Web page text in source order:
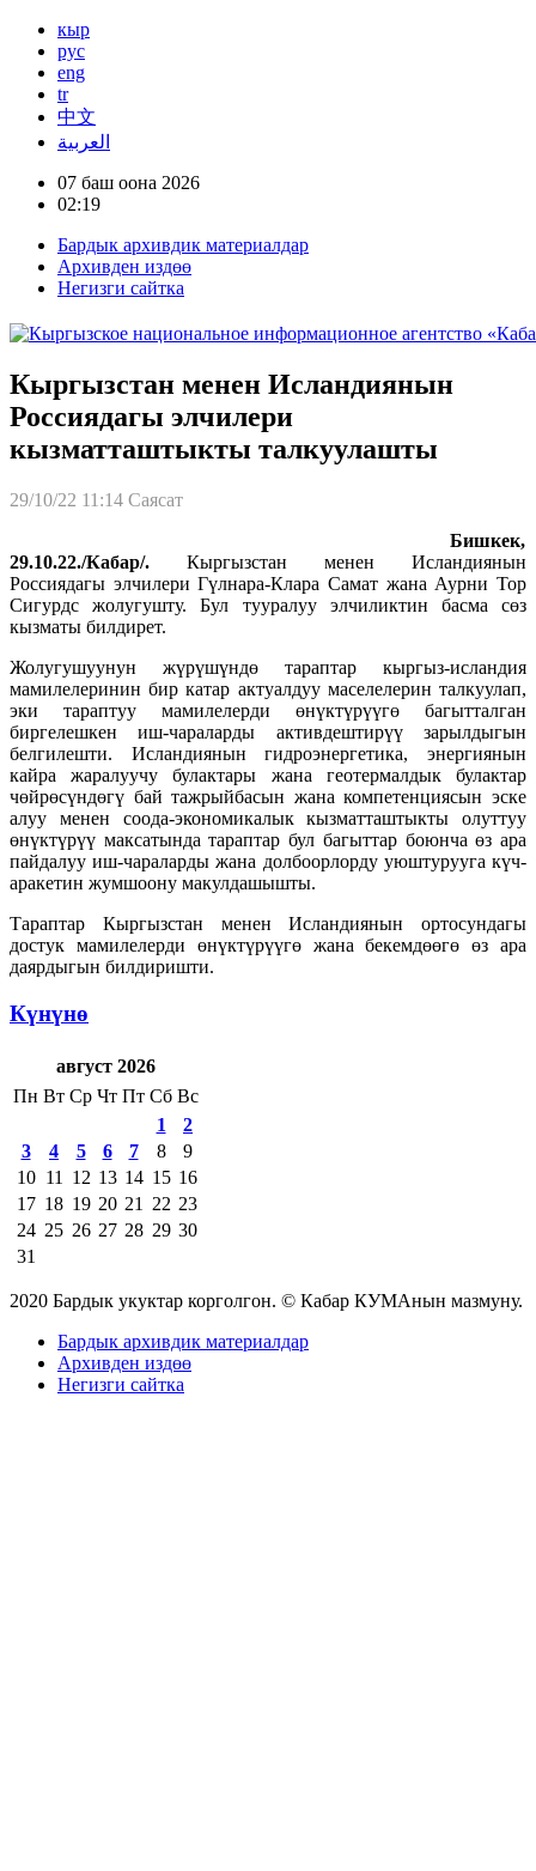
кыр
рус
eng
tr
中文
العربية
07 баш оона 2026
02:19
Бардык архивдик материалдар
Архивден издөө
Негизги сайтка
Кыргызстан менен Исландиянын
Россиядагы элчилери
кызматташтыкты талкуулашты
29/10/22 11:14 Саясат
Бишкек,
29.10.22./Кабар/. Кыргызстан менен Исландиянын
Россиядагы элчилери Гүлнара-Клара Самат жана Аурни Тор
Сигурдс жолугушту. Бул тууралуу элчиликтин басма сөз
кызматы билдирет.
Жолугушуунун жүрүшүндө тараптар кыргыз-исландия
мамилелеринин бир катар актуалдуу маселелерин талкуулап,
эки тараптуу мамилелерди өнүктүрүүгө багытталган
биргелешкен иш-чараларды активдештирүү зарылдыгын
белгилешти. Исландиянын гидроэнергетика, энергиянын
кайра жаралуучу булактары жана геотермалдык булактар
чөйрөсүндөгү бай тажрыйбасын жана компетенциясын эске
алуу менен соода-экономикалык кызматташтыкты олуттуу
өнүктүрүү максатында тараптар бул багыттар боюнча өз ара
пайдалуу иш-чараларды жана долбоорлорду уюштурууга күч-
аракетин жумшоону макулдашышты.
Тараптар Кыргызстан менен Исландиянын ортосундагы
достук мамилелерди өнүктүрүүгө жана бекемдөөгө өз ара
даярдыгын билдиришти.
Күнүнө
август 2026
Пн Вт Ср Чт Пт Сб Вс
1
2
3
4 5 6 7 8
9
10 11 12 13 14 15 16
17 18 19 20 21 22 23
24 25 26 27 28 29 30
31
2020 Бардык укуктар корголгон. © Кабар КУМАнын мазмуну.
Бардык архивдик материалдар
Архивден издөө
Негизги сайтка